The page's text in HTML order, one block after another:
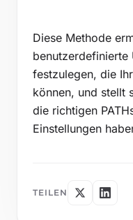
Diese Methode
benutzerdefinierte
festzulegen, die
können, und stellt
die richtigen
Einstellungen
TEILEN